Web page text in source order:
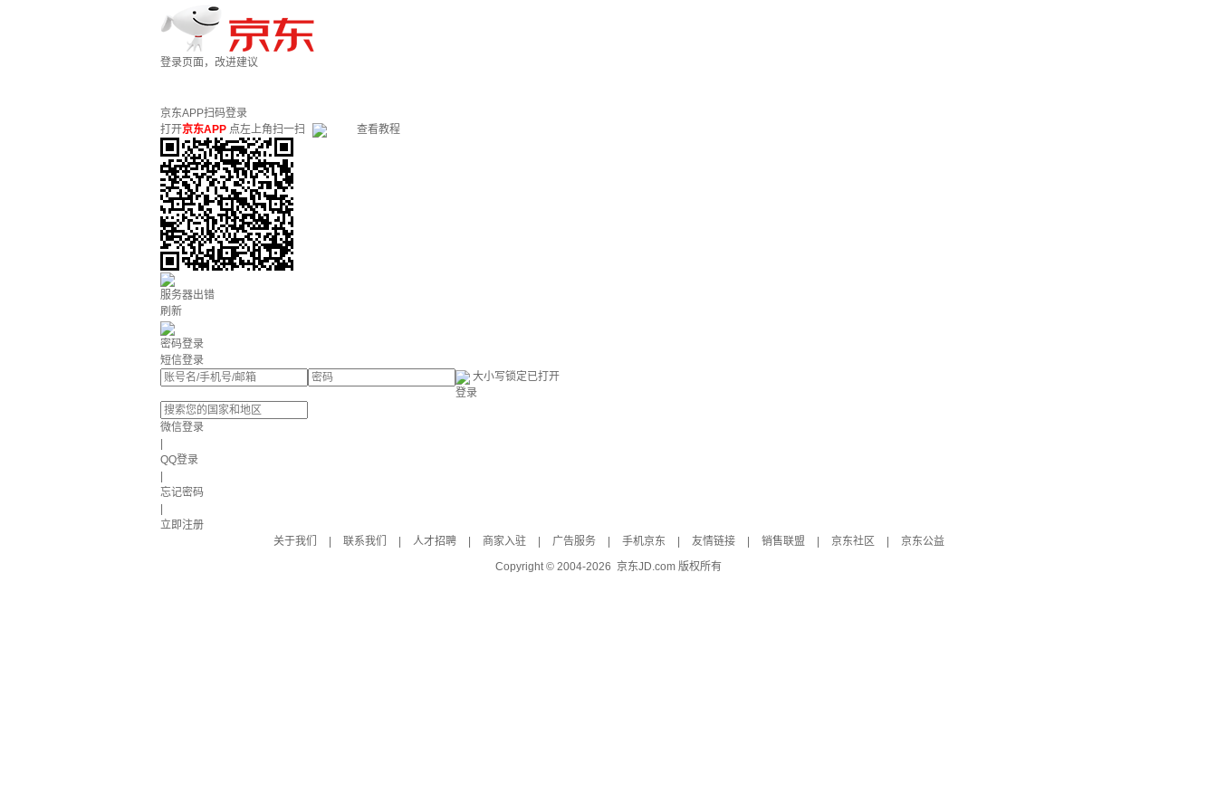
登录页面，改进建议
京东APP扫码登录
打开京东APP 点左上角扫一扫 查看教程
服务器出错
刷新
密码登录
短信登录
大小写锁定已打开
登录
微信登录
QQ登录
忘记密码
立即注册
关于我们
联系我们 人才招聘 商家入驻 广告服务 手机京东 友情链接 销售联盟 京东社区
京东公益
Copyright © 2004-2026 京东JD.com 版权所有